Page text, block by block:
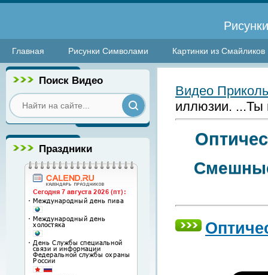
Главная Рисунки Символами Картинки из Смайликов
Поиск Видео
Праздники
Видео
иллюзии. ...Ты